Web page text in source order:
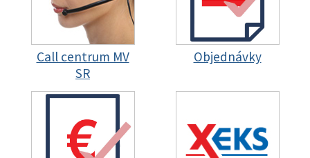
Call centrum MV
SR
Objednávky